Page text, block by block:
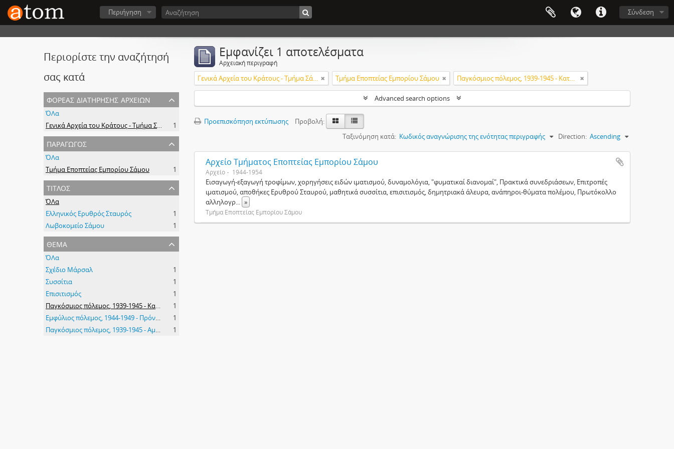
Σύνδεση
Περιήγηση
Περιορίστε την αναζήτησή
σας κατά
φορέας διατήρησης αρχείων
ΌΛα
Γενικά Αρχεία του Κράτους - Τμήμα Σάμου
1
παραγωγός
ΌΛα
Τμήμα Εποπτείας Εμπορίου Σάμου
1
τίτλος
ΌΛα
Ελληνικός Ερυθρός Σταυρός
1
Λωβοκομείο Σάμου
1
θέμα
ΌΛα
Σχέδιο Μάρσαλ
1
Συσσίτια
1
Επισιτισμός
1
Παγκόσμιος πόλεμος, 1939-1945 - Καταστροφές
1
Εμφύλιος πόλεμος, 1944-1949 - Πρόνοια
1
Παγκόσμιος πόλεμος, 1939-1945 - Αμερικανική βοήθεια
1
Εμφανίζει 1 αποτελέσματα
Αρχειακή περιγραφή
Γενικά Αρχεία του Κράτους - Τμήμα Σάμου Τμήμα Εποπτείας Εμπορίου Σάμου Παγκόσμιος πόλεμος, 1939-1945 - Καταστροφές
Advanced search options
Προεπισκόπηση εκτύπωσης
Προβολή:
Ταξινόμηση κατά: Κωδικός αναγνώρισης της ενότητας περιγραφής Direction: Ascending
Αρχείο Τμήματος Εποπτείας Εμπορίου Σάμου
Αρχείο 1944-1954
Εισαγωγή-εξαγωγή τροφίμων, χορηγήσεις ειδών ιματισμού, δυναμολόγια, "φυματικαί διανομαί", Πρακτικά συνεδριάσεων, Επιτροπές
ιματισμού, αποθήκες Ερυθρού Σταυρού, μαθητικά συσσίτια, επισιτισμός, δημητριακά άλευρα, ανάπηροι-θύματα πολέμου, Πρωτόκολλο
αλληλογρ... »
Τμήμα Εποπτείας Εμπορίου Σάμου